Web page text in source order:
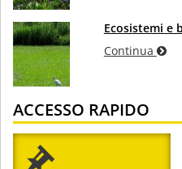
Ecosistemi e
Continua
ACCESSO RAPIDO